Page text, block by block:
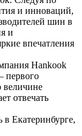
и инноваций,
шин в
и
впечатления
Hankook
первого
величине
отвечать
Екатеринбурге,